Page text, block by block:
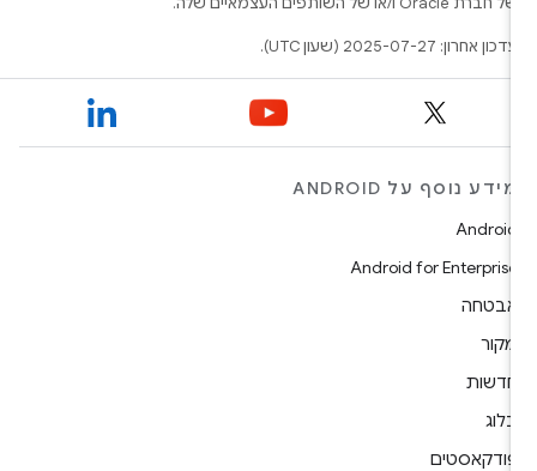
עדכון אחרון: 2025-07-27 (שעון UTC).
מידע נוסף על ANDROID
Android
Android for Enterprise
אבטחה
מקור
חדשות
בלוג
פודקאסטים